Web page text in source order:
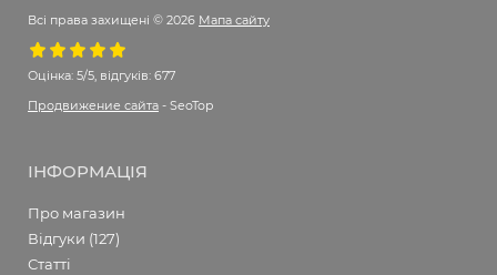
Всі права захищені © 2026 Мапа сайту
Оцінка: 5/5, відгуків: 677
Продвижение сайта - SeoTop
ІНФОРМАЦІЯ
Про магазин
Відгуки (127)
Статті